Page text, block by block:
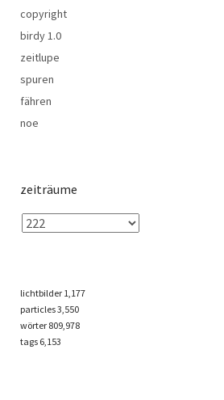
copyright
birdy 1.0
zeitlupe
spuren
fähren
noe
zeiträume
lichtbilder 1,177
particles3,550
wörter 809,978
tags 6,153